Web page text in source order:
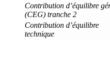
Contribution d’équilibre
(CEG) tranche 2
Contribution d’équilibre
technique